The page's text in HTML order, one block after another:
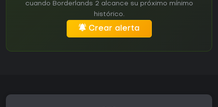
cuando Borderlands 2 alcance su próximo mínimo
histórico.
Crear alerta